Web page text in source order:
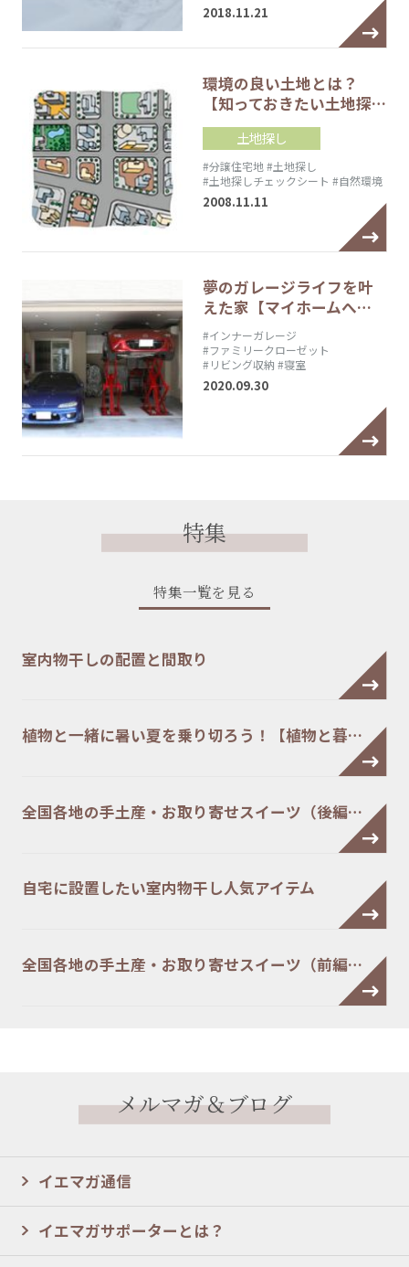
2018.11.21
環境の良い土地とは？
【知っておきたい土地探…
土地探し
#分譲住宅地#土地探し
#土地探しチェックシート #自然環境
2008.11.11
夢のガレージライフを叶
えた家【マイホームへ…
#インナーガレージ
#ファミリークローゼット
#リビング収納 #寝室
2020.09.30
特集
特集一覧を見る
室内物干しの配置と間取り
植物と一緒に暑い夏を乗り切ろう！【植物と暮…
全国各地の手土産・お取り寄せスイーツ（後編…
自宅に設置したい室内物干し人気アイテム
全国各地の手土産・お取り寄せスイーツ（前編…
メルマガ＆ブログ
イエマガ通信
イエマガサポーターとは？